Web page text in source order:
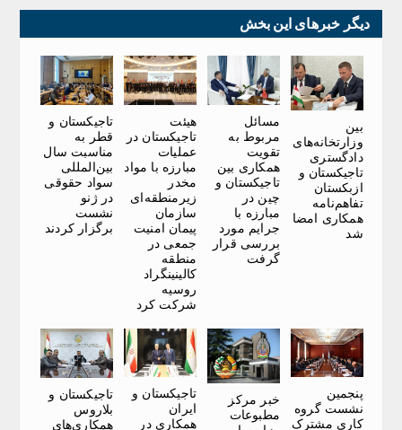
دیگر خبرهای این بخش
بین
وزارتخانه‌های
دادگستری
تاجیکستان و
ازبکستان
تفاهم‌نامه‌
همکاری امضا
شد
مسائل
مربوط به
تقویت
همکاری بین
تاجیکستان و
چین در
مبارزه با
جرایم مورد
بررسی قرار
گرفت
هیئت
تاجیکستان در
عملیات
مبارزه با مواد
مخدر
زیرمنطقه‌ای
سازمان
پیمان امنیت
جمعی در
منطقه
کالینینگراد
روسیه
شرکت کرد
تاجیکستان و
قطر به
مناسبت سال
بین‌المللی
سواد حقوقی
در ژنو
نشست
برگزار کردند
پنجمین
نشست گروه
کاری مشترک
خبر مرکز
مطبوعات
تاجیکستان و
ایران
همکاری در
تاجیکستان و
بلاروس
همکاری‌های